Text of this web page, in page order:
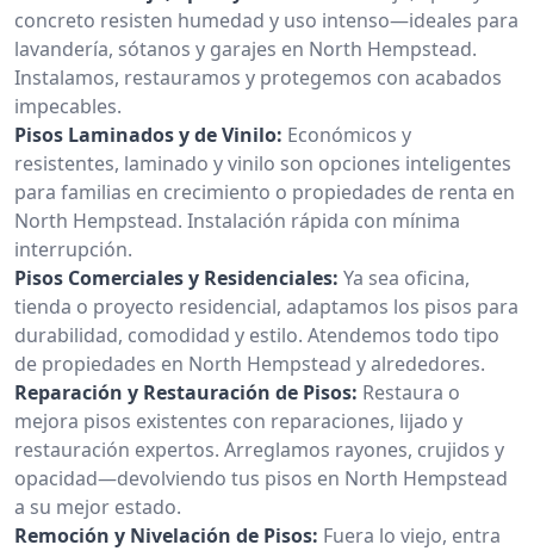
concreto resisten humedad y uso intenso—ideales para
lavandería, sótanos y garajes en North Hempstead.
Instalamos, restauramos y protegemos con acabados
impecables.
Pisos Laminados y de Vinilo: Económicos y
resistentes, laminado y vinilo son opciones inteligentes
para familias en crecimiento o propiedades de renta en
North Hempstead. Instalación rápida con mínima
interrupción.
Pisos Comerciales y Residenciales: Ya sea oficina,
tienda o proyecto residencial, adaptamos los pisos para
durabilidad, comodidad y estilo. Atendemos todo tipo
de propiedades en North Hempstead y alrededores.
Reparación y Restauración de Pisos: Restaura o
mejora pisos existentes con reparaciones, lijado y
restauración expertos. Arreglamos rayones, crujidos y
opacidad—devolviendo tus pisos en North Hempstead
a su mejor estado.
Remoción y Nivelación de Pisos: Fuera lo viejo, entra